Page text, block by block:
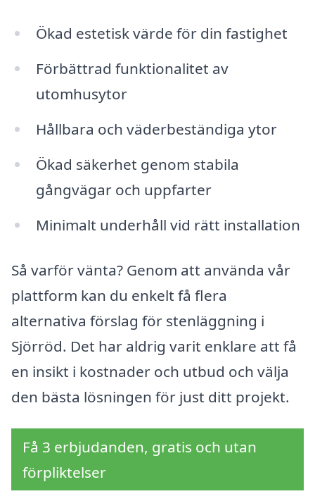
Ökad estetisk värde för din fastighet
Förbättrad funktionalitet av
utomhusytor
Hållbara och väderbeständiga ytor
Ökad säkerhet genom stabila
gångvägar och uppfarter
Minimalt underhåll vid rätt installation
Så varför vänta? Genom att använda vår
plattform kan du enkelt få flera
alternativa förslag för stenläggning i
Sjörröd. Det har aldrig varit enklare att få
en insikt i kostnader och utbud och välja
den bästa lösningen för just ditt projekt.
Få 3 erbjudanden, gratis och utan
förpliktelser